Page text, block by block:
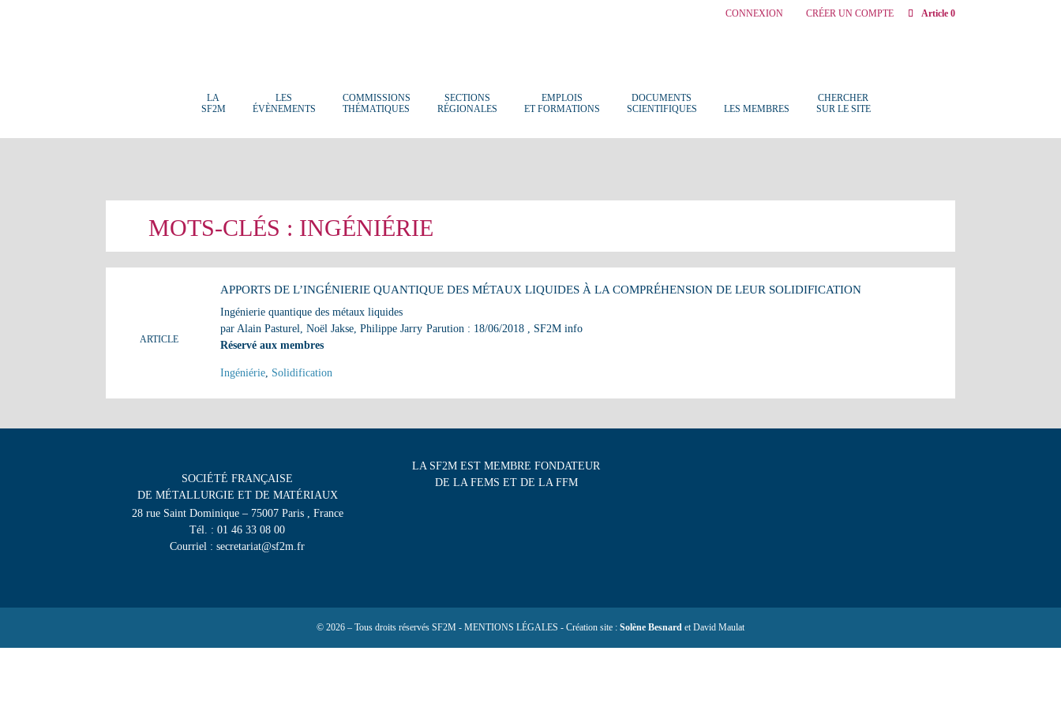
CONNEXION CRÉER UN COMPTE Article 0
LA
SF2M
LES
ÉVÈNEMENTS
COMMISSIONS
THÉMATIQUES
SECTIONS
RÉGIONALES
EMPLOIS
ET FORMATIONS
DOCUMENTS
SCIENTIFIQUES
LES MEMBRES
CHERCHER
SUR LE SITE
MOTS-CLÉS : INGÉNIÉRIE
ARTICLE
APPORTS DE L’INGÉNIERIE QUANTIQUE DES MÉTAUX LIQUIDES À LA COMPRÉHENSION DE LEUR SOLIDIFICATION
Ingénierie quantique des métaux liquides
par Alain Pasturel, Noël Jakse, Philippe Jarry Parution : 18/06/2018 , SF2M info
Réservé aux membres
Ingéniérie, Solidification
SOCIÉTÉ FRANÇAISE
DE MÉTALLURGIE ET DE MATÉRIAUX
28 rue Saint Dominique – 75007 Paris , France
Tél. : 01 46 33 08 00
Courriel : secretariat@sf2m.fr
LA SF2M EST MEMBRE FONDATEUR
DE LA FEMS ET DE LA FFM
© 2026 – Tous droits réservés SF2M - MENTIONS LÉGALES - Création site : Solène Besnard et David Maulat